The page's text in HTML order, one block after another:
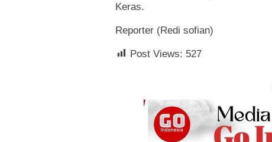
Keras.
Reporter (Redi sofian)
Post Views: 527